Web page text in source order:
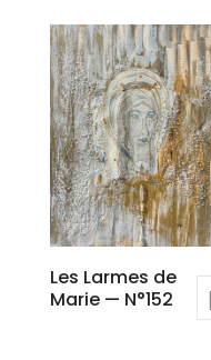
Les Larmes de
Marie — N°152